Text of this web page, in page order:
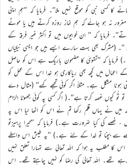
کا کسی نبی کو موقع نہیں ملا‘‘۔ فرمایا کہ ’’ہم اپنی
نہ ہو جائے کہ ہم نماز روزہ کرتے ہیں یا موٹے
فرمایا کہ ’’ ان خوبیوں میں تو اکثر غیر فرقہ کے
(مشرک بھی بہت سارے ایسے ہیں جو ایسی نیکیاں
کہ ’’تقویٰ کا مضمون باریک ہے اس کو حاصل
اعمال میں کچھ بھی ریاکاری ہو خدا اس کے عمل کو
ہونا مشکل ہے۔ مثلاً اگر کوئی تجھے کہے‘‘ (مثال دے
کیوں غصہ کرتا ہے‘‘۔( اگر کسی پہ کوئی جھوٹا الزام
میں نے یہاں قلم رکھا تم نے اس کو اٹھا لیا اس پہ
غصے کی کیا ضرورت ہے۔) فرمایا کہ ’’تیرا پرہیزتو
سے بچنا تو خدا کے لئے ہے۔) ’’یہ طیش اس واسطے
کا مطلب یہ ہوا کہ اللہ تعالیٰ سے تمہارا تعلق نہیں
تھے۔ اللہ تعالیٰ کی رضا کو نہیں چاہتے تھے۔ اس